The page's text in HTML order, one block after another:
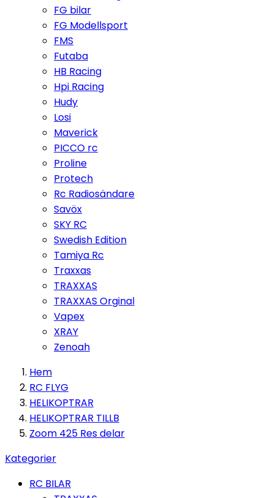
FG bilar
FG Modellsport
FMS
Futaba
HB Racing
Hpi Racing
Hudy
Losi
Maverick
PICCO rc
Proline
Protech
Rc Radiosändare
Savöx
SKY RC
Swedish Edition
Tamiya Rc
Traxxas
TRAXXAS
TRAXXAS Orginal
Vapex
XRAY
Zenoah
Hem
RC FLYG
HELIKOPTRAR
HELIKOPTRAR TILLB
Zoom 425 Res delar
Kategorier
RC BILAR